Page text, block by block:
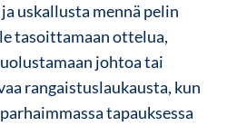
uskallusta mennä pelin
tasoittamaan ottelua,
johtoa tai
rangaistuslaukausta, kun
tapauksessa